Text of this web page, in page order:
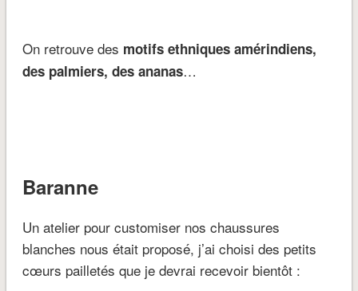
On retrouve des motifs ethniques amérindiens,
des palmiers, des ananas…
Baranne
Un atelier pour customiser nos chaussures
blanches nous était proposé, j’ai choisi des petits
cœurs pailletés que je devrai recevoir bientôt :